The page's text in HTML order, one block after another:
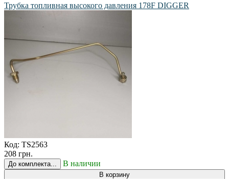
Трубка топливная высокого давления 178F DIGGER
Код: TS2563
208 грн.
До комплекта... В наличии
В корзину